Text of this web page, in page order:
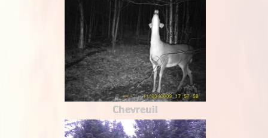
Chevreuil